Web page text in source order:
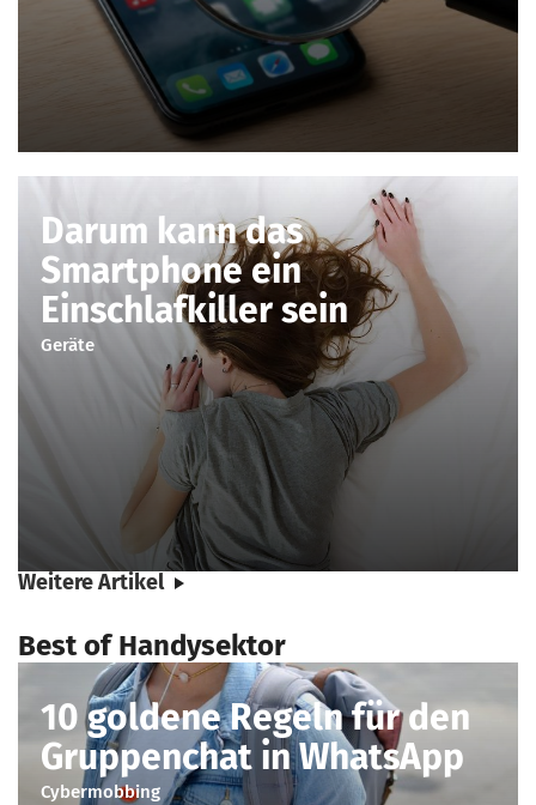
Darum kann das
Smartphone ein
Einschlafkiller sein
Geräte
Weitere Artikel
Best of Handysektor
10 goldene Regeln für den
Gruppenchat in WhatsApp
Cybermobbing